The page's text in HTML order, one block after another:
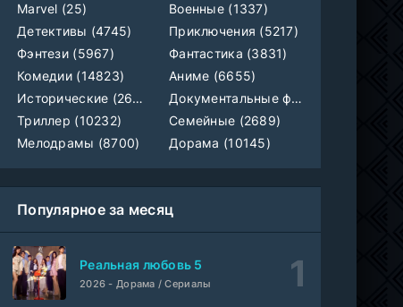
Ольмо
Фильм
WEB-Rip
@MUZOBOZ@
Наши счастливые дни
1 сезон
серия
Авто-Перевод
Последний повар
1-28
серия
Субтитры
Шугар
1-2 сезон
Свидания с Элис Перес
Marvel (25)
Военные (1337)
Детективы (4745)
Приключения (5217)
Фэнтези (5967)
Фантастика (3831)
Комедии (14823)
Аниме (6655)
Исторические (2658)
Документальные фильмы (1923)
Триллер (10232)
Семейные (2689)
Мелодрамы (8700)
Дорама (10145)
Популярное за месяц
Реальная любовь 5
2026 - Дорама / Сериалы